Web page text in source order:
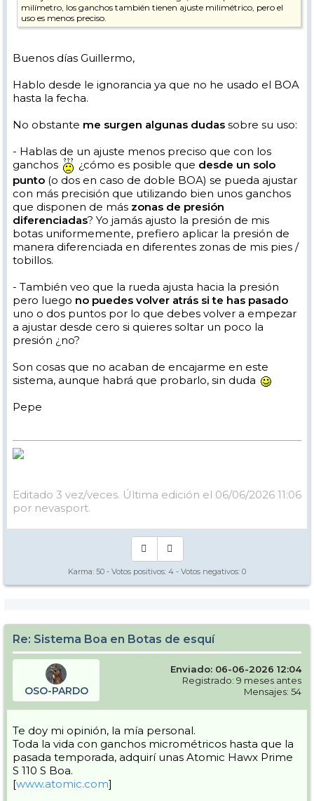
milímetro, los ganchos también tienen ajuste milimétrico, pero el
uso es menos preciso.
Buenos días Guillermo,
Hablo desde le ignorancia ya que no he usado el BOA
hasta la fecha.
No obstante me surgen algunas dudas sobre su uso:
- Hablas de un ajuste menos preciso que con los
ganchos
¿cómo es posible que desde un solo
punto (o dos en caso de doble BOA) se pueda ajustar
con más precisión que utilizando bien unos ganchos
que disponen de más zonas de presión
diferenciadas? Yo jamás ajusto la presión de mis
botas uniformemente, prefiero aplicar la presión de
manera diferenciada en diferentes zonas de mis pies /
tobillos.
- También veo que la rueda ajusta hacia la presión
pero luego no puedes volver atrás si te has pasado
uno o dos puntos por lo que debes volver a empezar
a ajustar desde cero si quieres soltar un poco la
presión ¿no?
Son cosas que no acaban de encajarme en este
sistema, aunque habrá que probarlo, sin duda
Pepe
Editado 3 vez/veces. Última edición el 06/06/2026 11:06
por nevasport.
Karma: 50 - Votos positivos: 4 - Votos negativos: 0
Re: Sistema Boa en Botas de esquí
OSO-PARDO
Enviado: 06-06-2026 12:04
Registrado: 9 meses antes
Mensajes: 54
Te doy mi opinión, la mía personal.
Toda la vida con ganchos micrométricos hasta que la
pasada temporada, adquirí unas Atomic Hawx Prime
S 110 S Boa.
[www.atomic.com]